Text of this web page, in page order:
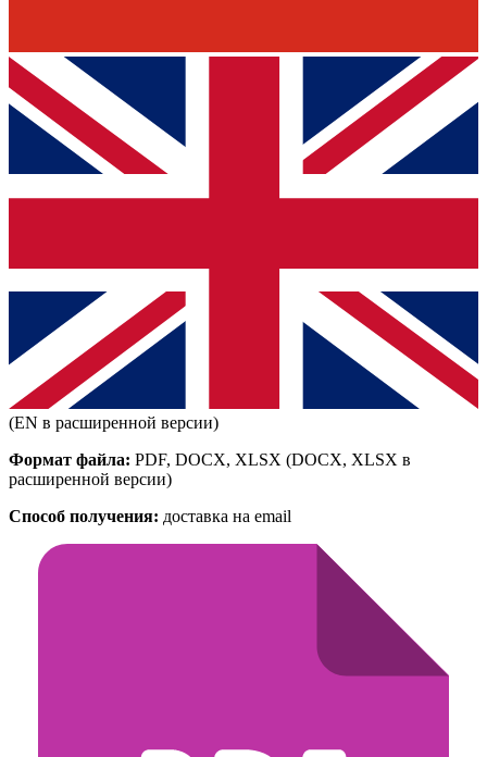
(EN в расширенной версии)
Формат файла: PDF, DOCX, XLSX (DOCX, XLSX в
расширенной версии)
Способ получения: доставка на email